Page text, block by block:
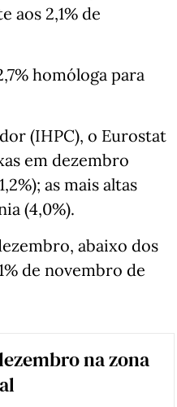
aos 2,1% de
homóloga para
(IHPC), o Eurostat
em dezembro
as mais altas
(4,0%).
abaixo dos
de novembro de
na zona